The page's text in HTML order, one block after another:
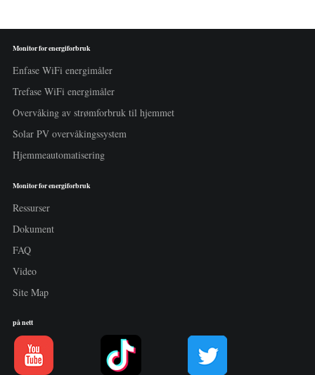
Monitor for energiforbruk
Enfase WiFi energimåler
Trefase WiFi energimåler
Overvåking av strømforbruk til hjemmet
Solar PV overvåkingssystem
Hjemmeautomatisering
Monitor for energiforbruk
Ressurser
Dokument
FAQ
Video
Site Map
på nett